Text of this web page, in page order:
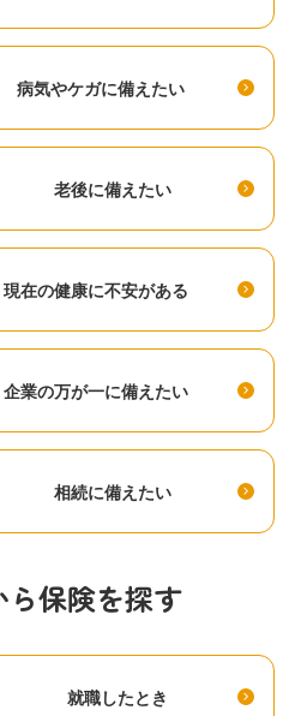
病気やケガに備えたい
老後に備えたい
現在の健康に不安がある
企業の万が一に備えたい
相続に備えたい
保険を探す
就職したとき